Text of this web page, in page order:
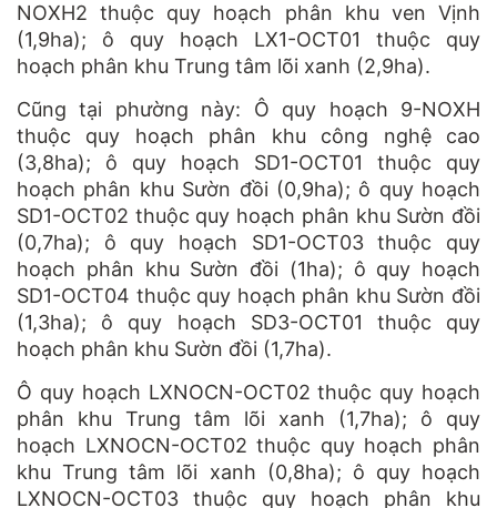
NOXH2 thuộc quy hoạch phân khu ven Vịnh
(1,9ha); ô quy hoạch LX1-OCT01 thuộc quy
hoạch phân khu Trung tâm lõi xanh (2,9ha).
Cũng tại phường này: Ô quy hoạch 9-NOXH
thuộc quy hoạch phân khu công nghệ cao
(3,8ha); ô quy hoạch SD1-OCT01 thuộc quy
hoạch phân khu Sườn đồi (0,9ha); ô quy hoạch
SD1-OCT02 thuộc quy hoạch phân khu Sườn đồi
(0,7ha); ô quy hoạch SD1-OCT03 thuộc quy
hoạch phân khu Sườn đồi (1ha); ô quy hoạch
SD1-OCT04 thuộc quy hoạch phân khu Sườn đồi
(1,3ha); ô quy hoạch SD3-OCT01 thuộc quy
hoạch phân khu Sườn đồi (1,7ha).
Ô quy hoạch LXNOCN-OCT02 thuộc quy hoạch
phân khu Trung tâm lõi xanh (1,7ha); ô quy
hoạch LXNOCN-OCT02 thuộc quy hoạch phân
khu Trung tâm lõi xanh (0,8ha); ô quy hoạch
LXNOCN-OCT03 thuộc quy hoạch phân khu